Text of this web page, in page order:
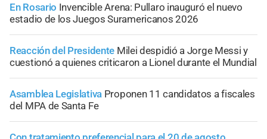
En Rosario Invencible Arena: Pullaro inauguró el nuevo
estadio de los Juegos Suramericanos 2026
Reacción del Presidente Milei despidió a Jorge Messi y
cuestionó a quienes criticaron a Lionel durante el Mundial
Asamblea Legislativa Proponen 11 candidatos a fiscales
del MPA de Santa Fe